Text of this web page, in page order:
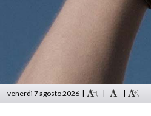
venerdì 7 agosto 2026 | | |